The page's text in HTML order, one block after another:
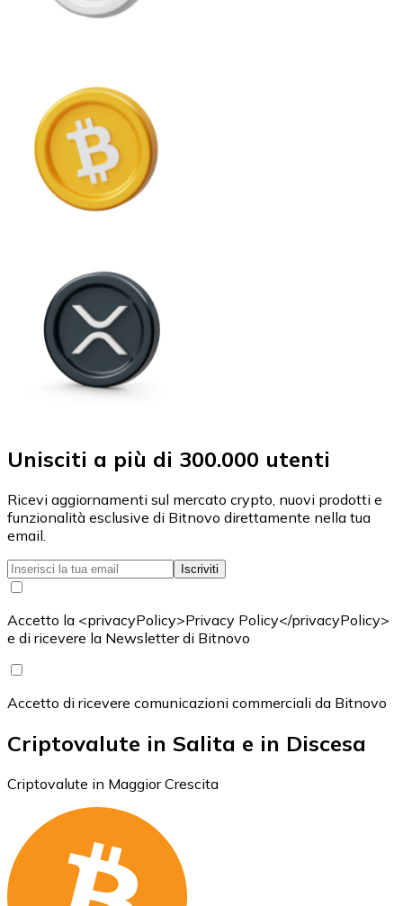
Unisciti a più di 300.000 utenti
Ricevi aggiornamenti sul mercato crypto, nuovi prodotti e
funzionalità esclusive di Bitnovo direttamente nella tua
email.
Iscriviti
Accetto la <privacyPolicy>Privacy Policy</privacyPolicy>
e di ricevere la Newsletter di Bitnovo
Accetto di ricevere comunicazioni commerciali da Bitnovo
Criptovalute in Salita e in Discesa
Criptovalute in Maggior Crescita